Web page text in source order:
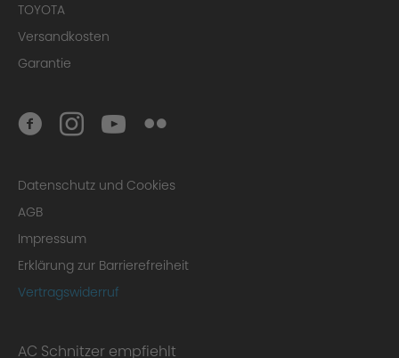
TOYOTA
Versandkosten
Garantie
Datenschutz und Cookies
AGB
Impressum
Erklärung zur Barrierefreiheit
Vertragswiderruf
AC Schnitzer empfiehlt